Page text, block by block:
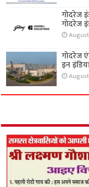
गोदरेज
गोदरेज
गोदरेज
इन